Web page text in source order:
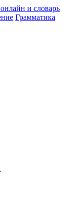
Грамматика